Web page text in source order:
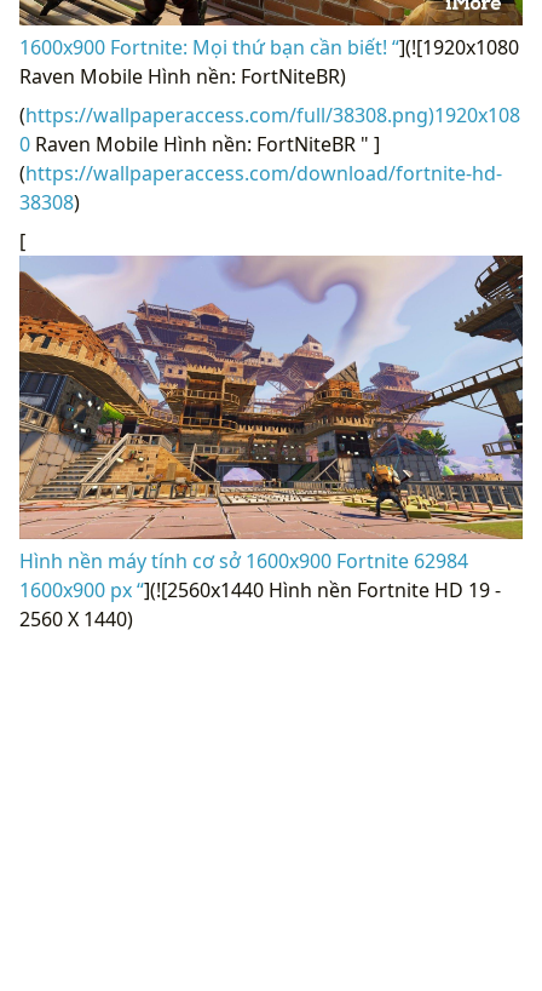
1600x900 Fortnite: Mọi thứ bạn cần biết! “](![1920x1080
Raven Mobile Hình nền: FortNiteBR)
(https://wallpaperaccess.com/full/38308.png)1920x108
0 Raven Mobile Hình nền: FortNiteBR " ]
(https://wallpaperaccess.com/download/fortnite-hd-
38308)
[
Hình nền máy tính cơ sở 1600x900 Fortnite 62984
1600x900 px “](![2560x1440 Hình nền Fortnite HD 19 -
2560 X 1440)